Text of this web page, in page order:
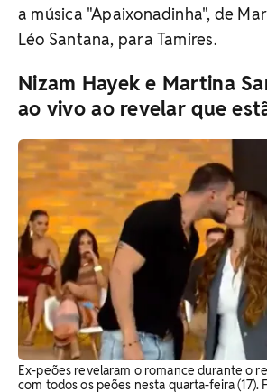
a música "Apaixonadinha", de
Léo Santana, para Tamires.
Nizam Hayek e Martina
ao vivo ao revelar que
Ex-peões revelaram o romance durante o
com todos os peões nesta quarta-feira (17).